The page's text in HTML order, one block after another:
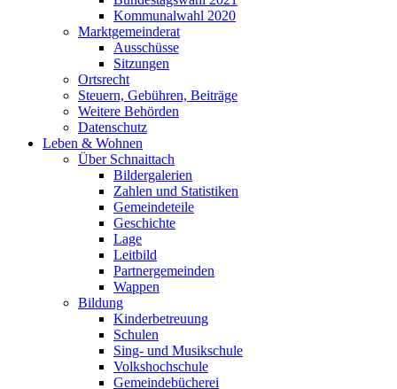
Kommunalwahl 2020
Marktgemeinderat
Ausschüsse
Sitzungen
Ortsrecht
Steuern, Gebühren, Beiträge
Weitere Behörden
Datenschutz
Leben & Wohnen
Über Schnaittach
Bildergalerien
Zahlen und Statistiken
Gemeindeteile
Geschichte
Lage
Leitbild
Partnergemeinden
Wappen
Bildung
Kinderbetreuung
Schulen
Sing- und Musikschule
Volkshochschule
Gemeindebücherei